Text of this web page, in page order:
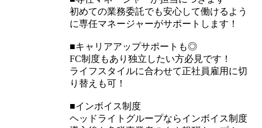
初めての業務委託でも安心して働けるよう
に専任マネージャーがサポートします！
■キャリアアップサポートも◎
FC制度もあり独立したい方必見です！
ライフスタイルに合わせて正社員雇用に切
り替えも可！
■インボイス制度
ヘッドライトグループならインボイス制度